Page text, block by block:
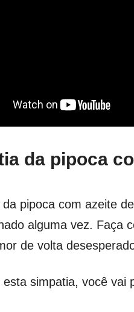
da pipoca
da pipoca com azeite
alguma vez. Faça
de volta
simpatia, você vai